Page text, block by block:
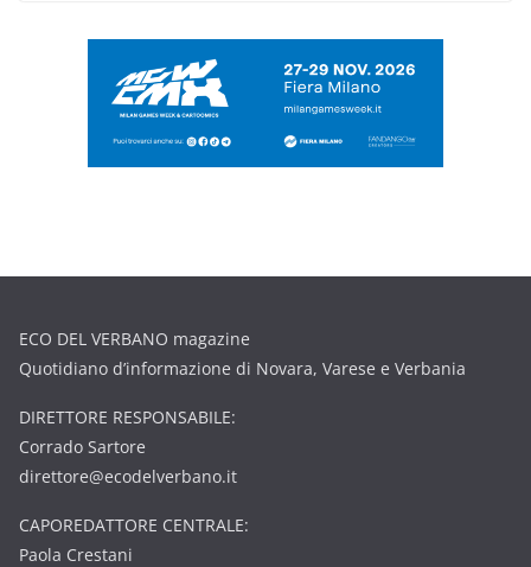
ECO DEL VERBANO magazine
Quotidiano d’informazione di Novara, Varese e Verbania
DIRETTORE RESPONSABILE:
Corrado Sartore
direttore@ecodelverbano.it
CAPOREDATTORE CENTRALE:
Paola Crestani